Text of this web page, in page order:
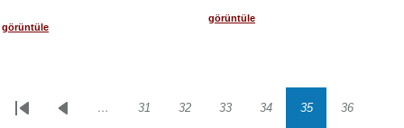
görüntüle
görüntüle
Sayfalama
İlk
Önceki… Sayfa
31 Sayfa
32 Sayfa
33 Sayfa
34 Sayfa
35 Sayfa
36